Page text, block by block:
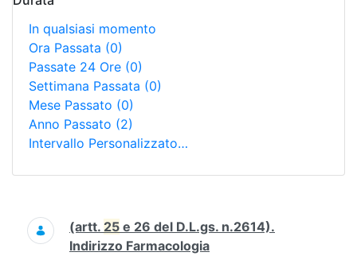
In qualsiasi momento
Ora Passata (0)
Passate 24 Ore (0)
Settimana Passata (0)
Mese Passato (0)
Anno Passato (2)
Intervallo Personalizzato…
Ricerca
(artt. 25 e 26 del D.L.gs. n.2614).
Indirizzo Farmacologia